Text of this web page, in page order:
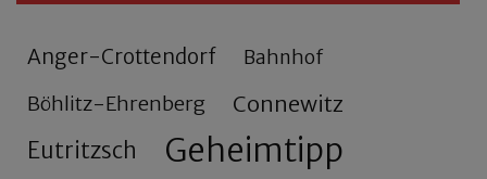
Anger-Crottendorf Bahnhof
Böhlitz-Ehrenberg Connewitz
Eutritzsch Geheimtipp